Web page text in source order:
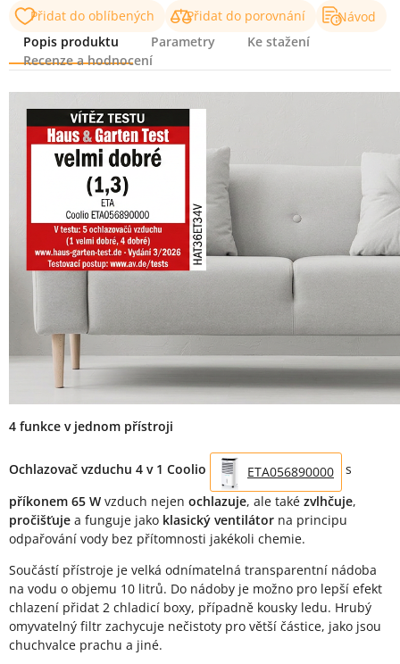
Přidat do oblíbených Přidat do porovnání
Návod
Popis produktu
Parametry
Ke stažení
Recenze a hodnocení
Popis produktu
4 funkce v jednom přístroji
Ochlazovač vzduchu 4 v 1 Coolio ETA056890000
s
příkonem 65 W vzduch nejen ochlazuje, ale také zvlhčuje,
pročišťuje a funguje jako klasický ventilátor na principu
odpařování vody bez přítomnosti jakékoli chemie.
Součástí přístroje je velká odnímatelná transparentní nádoba
na vodu o objemu 10 litrů. Do nádoby je možno pro lepší efekt
chlazení přidat 2 chladicí boxy, případně kousky ledu. Hrubý
omyvatelný filtr zachycuje nečistoty pro větší částice, jako jsou
chuchvalce prachu a jiné.